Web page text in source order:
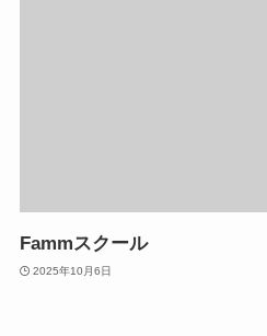
Fammスクール
2025年10月6日